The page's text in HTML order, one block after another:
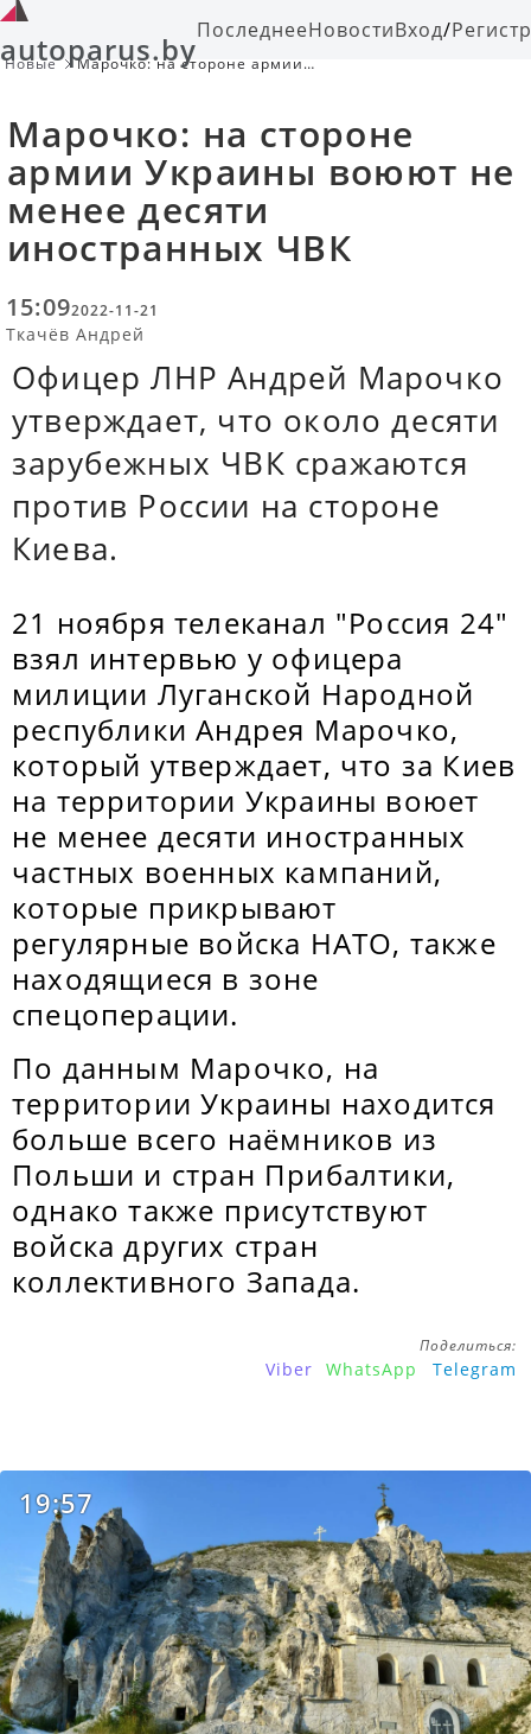
autoparus.byПоследнееНовостиВход/
Новые
Марочко: на стороне армии
Марочко: на стороне
армии Украины воюют не
менее десяти
иностранных ЧВК
15:092022-11-21
Ткачёв Андрей
Офицер ЛНР Андрей Марочко
утверждает, что около десяти
зарубежных ЧВК сражаются
против России на стороне
Киева.
21 ноября телеканал "Россия 24"
взял интервью у офицера
милиции Луганской Народной
республики Андрея Марочко,
который утверждает, что за Киев
на территории Украины воюет
не менее десяти иностранных
частных военных кампаний,
которые прикрывают
регулярные войска НАТО, также
находящиеся в зоне
спецоперации.
По данным Марочко, на
территории Украины находится
больше всего наёмников из
Польши и стран Прибалтики,
однако также присутствуют
войска других стран
коллективного Запада.
Поделиться:
Viber WhatsApp Telegram
19:57